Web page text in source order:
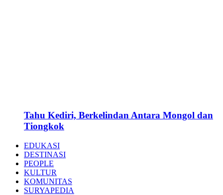
Tahu Kediri, Berkelindan Antara Mongol dan
Tiongkok
EDUKASI
DESTINASI
PEOPLE
KULTUR
KOMUNITAS
SURYAPEDIA